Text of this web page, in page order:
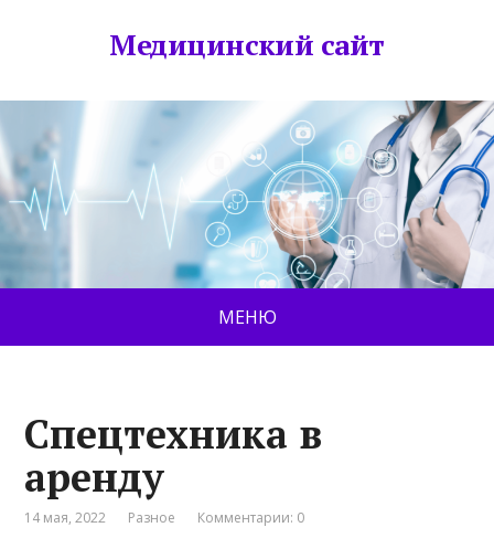
Медицинский сайт
МЕНЮ
Спецтехника в
аренду
14 мая, 2022 Разное Комментарии: 0